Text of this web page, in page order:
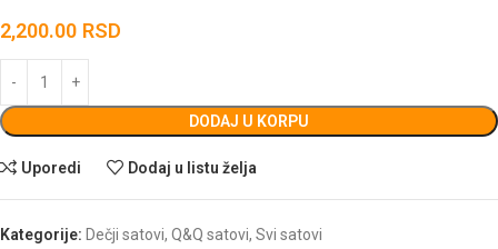
2,200.00 RSD
DODAJ U KORPU
Uporedi Dodaj u listu želja
Kategorije: Dečji satovi, Q&Q satovi, Svi satovi